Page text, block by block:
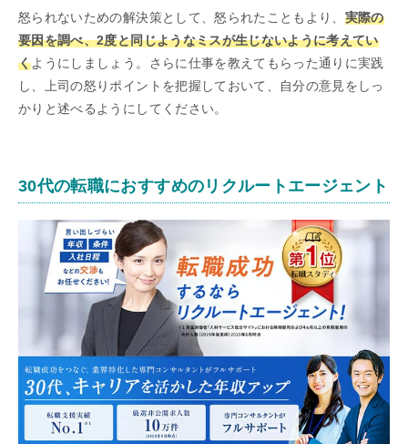
怒られないための解決策として、怒られたこともより、 実際の
要因を調べ、2度と同じようなミスが生じないように考えてい
くようにしましょう。さらに仕事を教えてもらった通りに実践
し、上司の怒りポイントを把握しておいて、自分の意見をしっ
かりと述べるようにしてください。
30代の転職におすすめのリクルートエージェント